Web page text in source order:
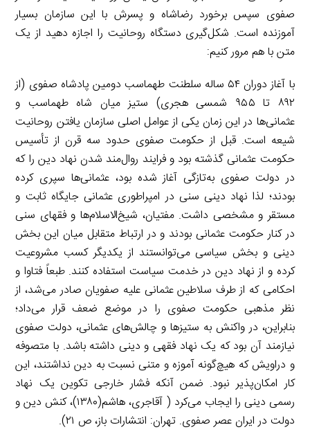
صفوی سپس برخورد رضاشاه و پسرش با این سازمان بسیار
آموزنده است. شکل‌گیری دستگاه روحانیت را اجازه دهید از یک
متن با هم مرور کنیم:
با آغاز دوران ۵۴ ساله سلطنت طهماسب دومین پادشاه صفوی (از
۸۹۲ تا ۹۵۵ شمسی هجری) ستیز میان شاه طهماسب و
عثمانی‌ها در این زمان یکی از عوامل اصلی سازمان یافتن روحانیت
شیعه است. قبل از حکومت صفوی حدود سه قرن از تأسیس
حکومت عثمانی گذشته بود و فرایند روال‌مند شدن نهاد دین را که
در دولت صفوی به‌تازگی آغاز شده بود، عثمانی‌ها سپری کرده
بودند؛ لذا نهاد دینی سنی در امپراطوری عثمانی جایگاه ثابت و
مستقر و مشخصی داشت. مفتیان، شیخ‌الاسلام‌ها و فقهای سنی
در کنار حکومت عثمانی بودند و در ارتباط متقابل میان این بخش
دینی و بخش سیاسی می‌توانستند از یکدیگر کسب مشروعیت
کرده و از نهاد دین در خدمت سیاست استفاده کنند. طبعاً فتاوا و
احکامی که از طرف سلاطین عثمانی علیه صفویان صادر می‌شد، از
نظر مذهبی حکومت صفوی را در موضع ضعف قرار می‌داد؛
بنابراین، در واکنش به ستیزها و چالش‌های عثمانی، دولت صفوی
نیازمند آن بود که یک نهاد فقهی و دینی داشته باشد. با متصوفه
و دراویش که هیچ‌گونه آموزه و متنی نسبت به دین نداشتند، این
کار امکان‌پذیر نبود. ضمن آنکه فشار خارجی تکوین یک نهاد
رسمی دینی را ایجاب می‌کرد ( آقاجری، هاشم(۱۳۸۰)، کنش دین و
دولت در ایران عصر صفوی. تهران: انتشارات باز، ص ۲۱).